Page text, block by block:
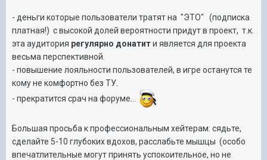
- деньги которые пользователи тратят на "ЭТО" (подписка
платная!) с высокой долей вероятности придут в проект, т.к.
эта аудитория регулярно донатити является для проекта
весьма перспективной.
- повышение лояльности пользователей, в игре останутся те
кому не комфортно без ТУ.
- прекратится срач на форуме...
Большая просьба к профессиональным хейтерам: сядьте,
сделайте 5-10 глубоких вдохов, расслабьте мышцы (особо
впечатлительные могут принять успокоительное, но не